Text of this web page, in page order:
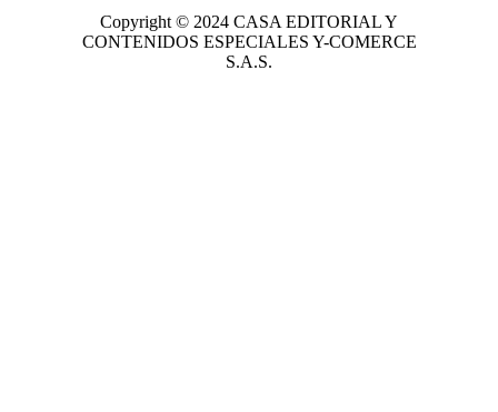
Copyright © 2024 CASA EDITORIALY
CONTENIDOS ESPECIALES Y-COMERCE
S.A.S.